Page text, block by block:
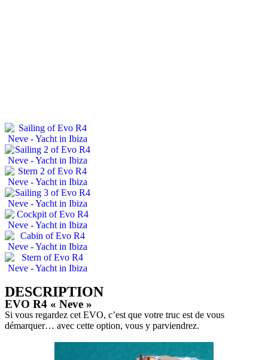
DESCRIPTION
EVO R4 « Neve »
Si vous regardez cet EVO, c’est que votre truc est de vous
démarquer… avec cette option, vous y parviendrez.